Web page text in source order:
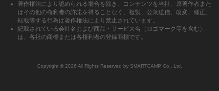
著作権法により認められる場合を除き、コンテンツを当社、原著作者また
はその他の権利者の許諾を得ることなく、複製、公衆送信、改変、修正、
転載等する行為は著作権法により禁止されています。
記載されている会社名および商品・サービス名（ロゴマーク等を含む）
は、各社の商標または各権利者の登録商標です。
Copyright ©︎ 2026 All Rights Reserved by SMARTCAMP Co., Ltd.